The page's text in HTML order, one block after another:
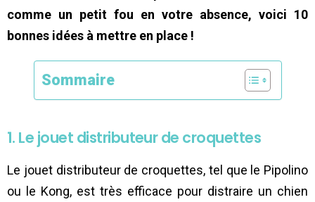
comme un petit fou en votre absence, voici 10
bonnes idées à mettre en place !
Sommaire
1. Le jouet distributeur de croquettes
Le jouet distributeur de croquettes, tel que le Pipolino
ou le Kong, est très efficace pour distraire un chien